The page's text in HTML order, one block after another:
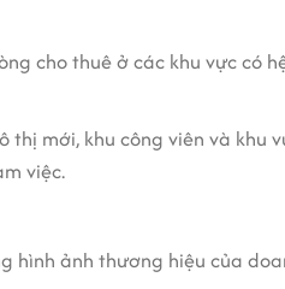
cho thuê ở các khu vực
thị mới, khu công viên và
việc.
hình ảnh thương hiệu của